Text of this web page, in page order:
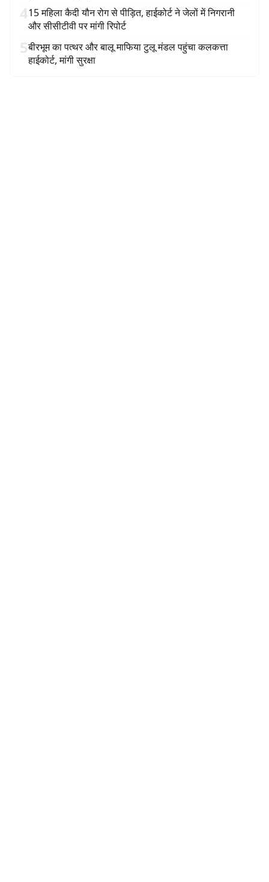
415 महिला कैदी यौन रोग से पीड़ित, हाईकोर्ट ने जेलों में निगरानी
और सीसीटीवी पर मांगी रिपोर्ट
5बीरभूम का पत्थर और बालू माफिया टुलू मंडल पहुंचा कलकत्ता
हाईकोर्ट, मांगी सुरक्षा